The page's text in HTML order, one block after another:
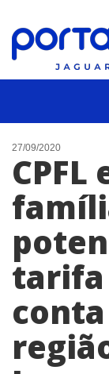
NOTÍCIAS
LISTA DIGITAL
CONTATO
ANUNCIE
27/09/2020
tarifa